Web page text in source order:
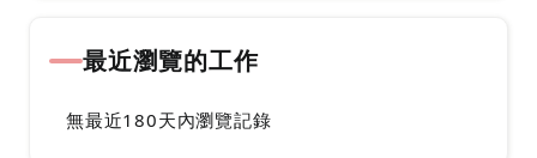
最近瀏覽的工作
無最近180天內瀏覽記錄